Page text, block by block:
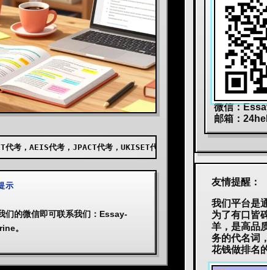
JPACT代考，UKISET代考，AEAS代考，BEC代考，JTEST代考，
示
们的微信即可联系我们：Essay-
。
微信：
邮箱：
友情提醒：
我们平台是
为了有口皆
羊，是高品
务的代名词
花钱做排名